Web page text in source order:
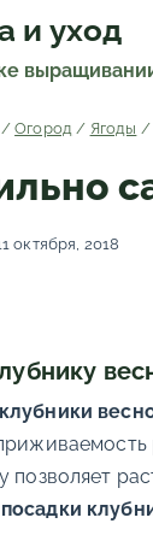
и уход
/ Огород / Ягоды /
октября, 2018
позволяет
посадки